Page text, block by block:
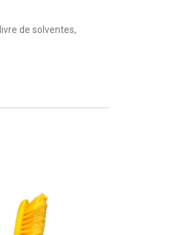
de solventes,